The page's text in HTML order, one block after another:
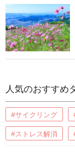
人気のおすすめ
#サイクリング
#ストレス解消